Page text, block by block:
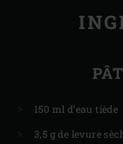
150 ml d’eau tiède
3,5 g de levure